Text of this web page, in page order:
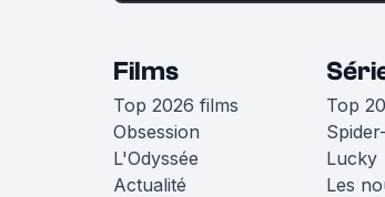
Films
Top 2026 films
Obsession
L'Odyssée
Actualité
Top
Lucky
Les